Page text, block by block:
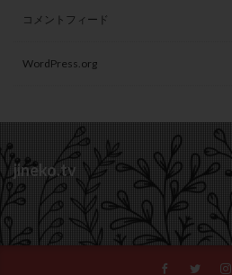
コメントフィード
WordPress.org
jineko.tv